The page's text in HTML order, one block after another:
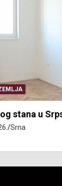
stana u
Srna